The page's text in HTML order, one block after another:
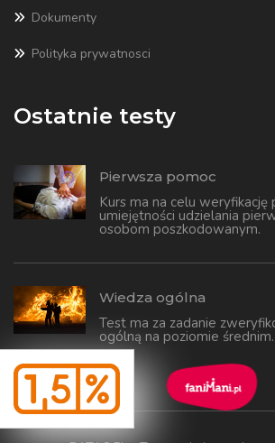
Dokumenty
Polityka prywatnosci
Ostatnie testy
Pierwsza pomoc
Kurs ma na celu
umiejętności udzielania
osobom poszkodowanym.
Wiedza ogólna
Test ma za zadanie
ogólną na poziomie średnim.